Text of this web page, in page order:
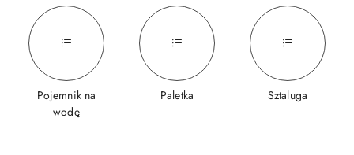
Pojemnik na
wodę
Paletka Sztaluga